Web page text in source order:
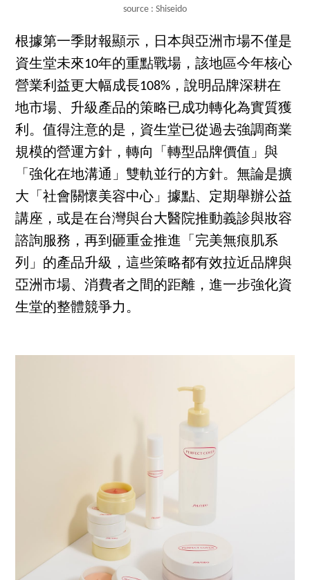
source : Shiseido
根據第一季財報顯示，日本與亞洲市場不僅是
資生堂未來10年的重點戰場，該地區今年核心
營業利益更大幅成長108%，說明品牌深耕在
地市場、升級產品的策略已成功轉化為實質獲
利。值得注意的是，資生堂已從過去強調商業
規模的營運方針，轉向「轉型品牌價值」與
「強化在地溝通」雙軌並行的方針。無論是擴
大「社會關懷美容中心」據點、定期舉辦公益
講座，或是在台灣與台大醫院推動義診與妝容
諮詢服務，再到砸重金推進「完美無痕肌系
列」的產品升級，這些策略都有效拉近品牌與
亞洲市場、消費者之間的距離，進一步強化資
生堂的整體競爭力。